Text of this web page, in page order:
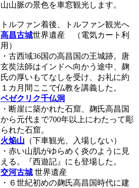
山山脈の景色を車窓観光します。
トルファン着後、トルファン観光へ
高昌古城世界遺産 （電気カート利
用）
・古西域36国の高昌国の王城跡。唐
玄奘法師はインドへ向かう途中、麹
氏の厚いもてなしを受け、お礼に約
１カ月間ここで仏教を講義した。
ベゼクリク千仏洞
・断崖に築かれた石窟、麹氏高昌国
から元代まで700年以上にわたって彫
られた石窟。
火焔山 （下車観光、入場しない）
・赤い山肌がゆらめく炎のように見
える。『西遊記』にも登場した。
交河古城 世界遺産
・６世紀初めの麹氏高昌国時代に建